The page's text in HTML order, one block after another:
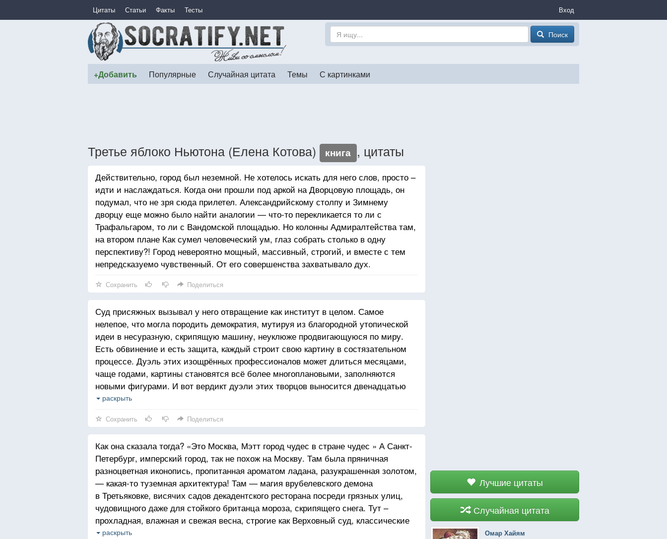
Цитаты Статьи Факты Тесты Вход
Поиск
+Добавить Популярные Случайная цитата Темы С картинками
Третье яблоко Ньютона (Елена Котова) книга , цитаты
Лучшие цитаты
Случайная цитата
Омар Хайям
Действительно, город был неземной. Не хотелось искать для него слов, просто –
идти и наслаждаться. Когда они прошли под аркой на Дворцовую площадь, он
подумал, что не зря сюда прилетел. Александрийскому столпу и Зимнему
дворцу еще можно было найти аналогии — что-то перекликается то ли с
Трафальгаром, то ли с Вандомской площадью. Но колонны Адмиралтейства там,
на втором плане Как сумел человеческий ум, глаз собрать столько в одну
перспективу?! Город невероятно мощный, массивный, строгий, и вместе с тем
непредсказуемо чувственный. От его совершенства захватывало дух.
Сохранить Поделиться
Суд присяжных вызывал у него отвращение как институт в целом. Самое
нелепое, что могла породить демократия, мутируя из благородной утопической
идеи в несуразную, скрипящую машину, неуклюже продвигающуюся по миру.
Есть обвинение и есть защита, каждый строит свою картину в состязательном
процессе. Дуэль этих изощрённых профессионалов может длиться месяцами,
чаще годами, картины становятся всё более многоплановыми, заполняются
новыми фигурами. И вот вердикт дуэли этих творцов выносится двенадцатью
случайно собранными слесарями, водителями автобусов и домохозяйками. Как
раскрыть
Сохранить Поделиться
Как она сказала тогда? «Это Москва, Мэтт город чудес в стране чудес » А Санкт-
Петербург, имперский город, так не похож на Москву. Там была пряничная
разноцветная иконопись, пропитанная ароматом ладана, разукрашенная золотом,
— какая-то туземная архитектура! Там — магия врубелевского демона
в Третьяковке, висячих садов декадентского ресторана посреди грязных улиц,
чудовищного даже для стойкого британца мороза, скрипящего снега. Тут –
прохладная, влажная и свежая весна, строгие как Верховный суд, классические
здания, ажурные мосты. Красота этого города настолько изощрена, что кажется
раскрыть